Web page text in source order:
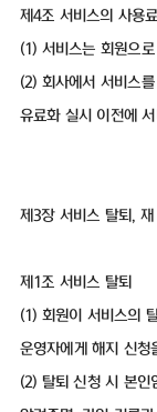
제4조 서비스의 사용료
(1) 서비스는 회원으
(2) 회사에서 서비스
유료화 실시 이전에
제3장 서비스 탈퇴,
제1조 서비스 탈퇴
(1) 회원이 서비스의
운영자에게 해지 신청
(2) 탈퇴 신청 시 본인